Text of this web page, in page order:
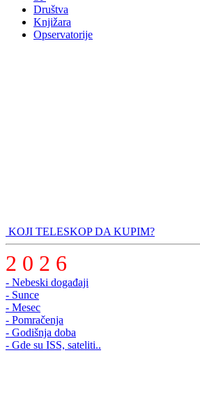
Društva
Knjižara
Opservatorije
KOJI TELESKOP DA KUPIM?
2 0 2 6
- Nebeski događaji
- Sunce
- Mesec
- Pomračenja
- Godišnja doba
- Gde su ISS, sateliti..